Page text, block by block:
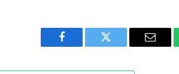
Facebook Twitter Email